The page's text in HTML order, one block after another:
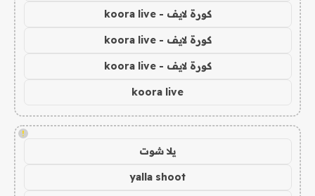
كورة لايف - koora live
كورة لايف - koora live
كورة لايف - koora live
koora live
!
يلا شوت
yalla shoot